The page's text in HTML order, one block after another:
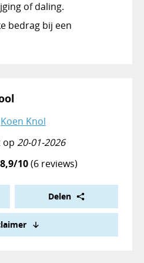
of daling.
bedrag bij een
Koen Knol
op 20-01-2026
8,9/10(6 reviews)
Delen